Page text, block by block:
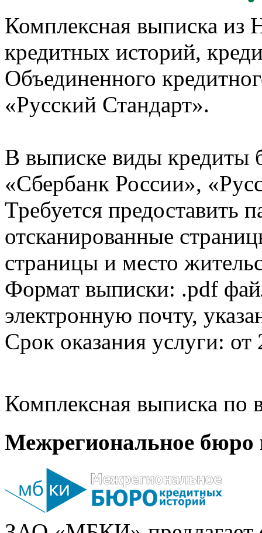
Комплексная выписка из
кредитных историй,
Объединенного
«Русский Стандарт».
В выписке виды кредиты
«Сбербанк России»,
Требуется предоставить
отсканированные
страницы и место
Формат выписки: .pdf
электронную почту,
Срок оказания услуги: от
Комплексная выписка
Межрегиональное бюро